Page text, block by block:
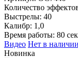
Количество
Выстрелы: 40
Калибр: 1,0
Время работы: 80 сек
Видео Нет в наличии
Новинка